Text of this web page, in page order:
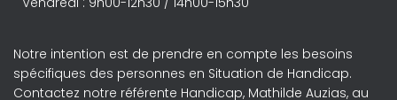
Notre intention est de prendre en compte les besoins
spécifiques des personnes en Situation de Handicap.
Contactez notre référente Handicap, Mathilde Auzias, au